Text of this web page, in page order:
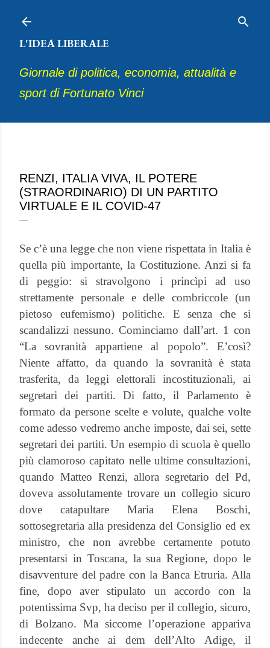
L'IDEA LIBERALE
Giornale di politica, economia, attualità e
sport di Fortunato Vinci
RENZI, ITALIA VIVA, IL POTERE
(STRAORDINARIO) DI UN PARTITO
VIRTUALE E IL COVID-47
Se c’è una legge che non viene rispettata in Italia è
quella più importante, la Costituzione. Anzi si fa
di peggio: si stravolgono i princìpi ad uso
strettamente personale e delle combriccole (un
pietoso eufemismo) politiche. E senza che si
scandalizzi nessuno. Cominciamo dall’art. 1 con
“La sovranità appartiene al popolo”. E’così?
Niente affatto, da quando la sovranità è stata
trasferita, da leggi elettorali incostituzionali, ai
segretari dei partiti. Di fatto, il Parlamento è
formato da persone scelte e volute, qualche volte
come adesso vedremo anche imposte, dai sei, sette
segretari dei partiti. Un esempio di scuola è quello
più clamoroso capitato nelle ultime consultazioni,
quando Matteo Renzi, allora segretario del Pd,
doveva assolutamente trovare un collegio sicuro
dove catapultare Maria Elena Boschi,
sottosegretaria alla presidenza del Consiglio ed ex
ministro, che non avrebbe certamente potuto
presentarsi in Toscana, la sua Regione, dopo le
disavventure del padre con la Banca Etruria. Alla
fine, dopo aver stipulato un accordo con la
potentissima Svp, ha deciso per il collegio, sicuro,
di Bolzano. Ma siccome l’operazione appariva
indecente anche ai dem dell’Alto Adige, il